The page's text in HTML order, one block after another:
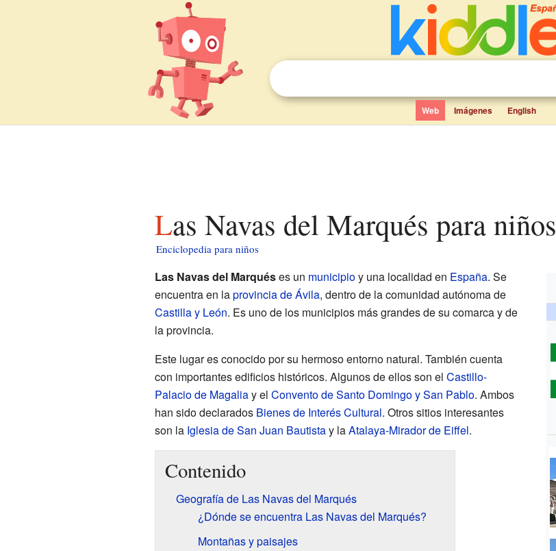
Web Imágenes English
Las Navas del Marqués para niños
Enciclopedia para niños
Las Navas del Marquéses un municipioy una localidad en España. Se
encuentra en laprovincia de Ávila, dentro de la comunidad autónoma de
Castilla y León. Es uno de los municipios más grandes de su comarca y de
la provincia.
Este lugar es conocido por su hermoso entorno natural. También cuenta
con importantes edificios históricos. Algunos de ellos son el Castillo-
Palacio de Magaliay el Convento de Santo Domingo y San Pablo. Ambos
han sido declarados Bienes de Interés Cultural. Otros sitios interesantes
son la Iglesia de San Juan Bautistay laAtalaya-Mirador de Eiffel.
Contenido
Geografía de Las Navas del Marqués
¿Dónde se encuentra Las Navas del Marqués?
Montañas y paisajes